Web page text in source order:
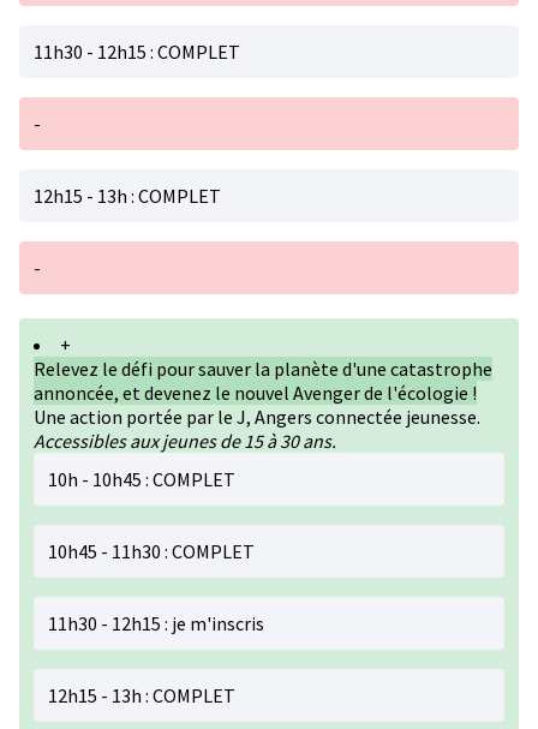
11h30 - 12h15 : COMPLET
-
12h15 - 13h : COMPLET
-
+
Relevez le défi pour sauver la planète d'une catastrophe
annoncée, et devenez le nouvel Avenger de l'écologie !
Une action portée par le J, Angers connectée jeunesse.
Accessibles aux jeunes de 15 à 30 ans.
10h - 10h45 : COMPLET
10h45 - 11h30 : COMPLET
11h30 - 12h15 : je m'inscris
12h15 - 13h : COMPLET